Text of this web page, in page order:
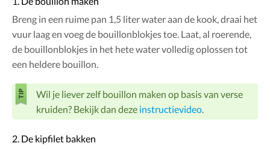
Breng in een ruime pan 1,5 liter water aan de kook, draai het
vuur laag en voeg de bouillonblokjes toe. Laat, al roerende,
de bouillonblokjes in het hete water volledig oplossen tot
een heldere bouillon.
Wil je liever zelf bouillon maken op basis van verse
kruiden? Bekijk dan deze instructievideo.
2. De kipfilet bakken